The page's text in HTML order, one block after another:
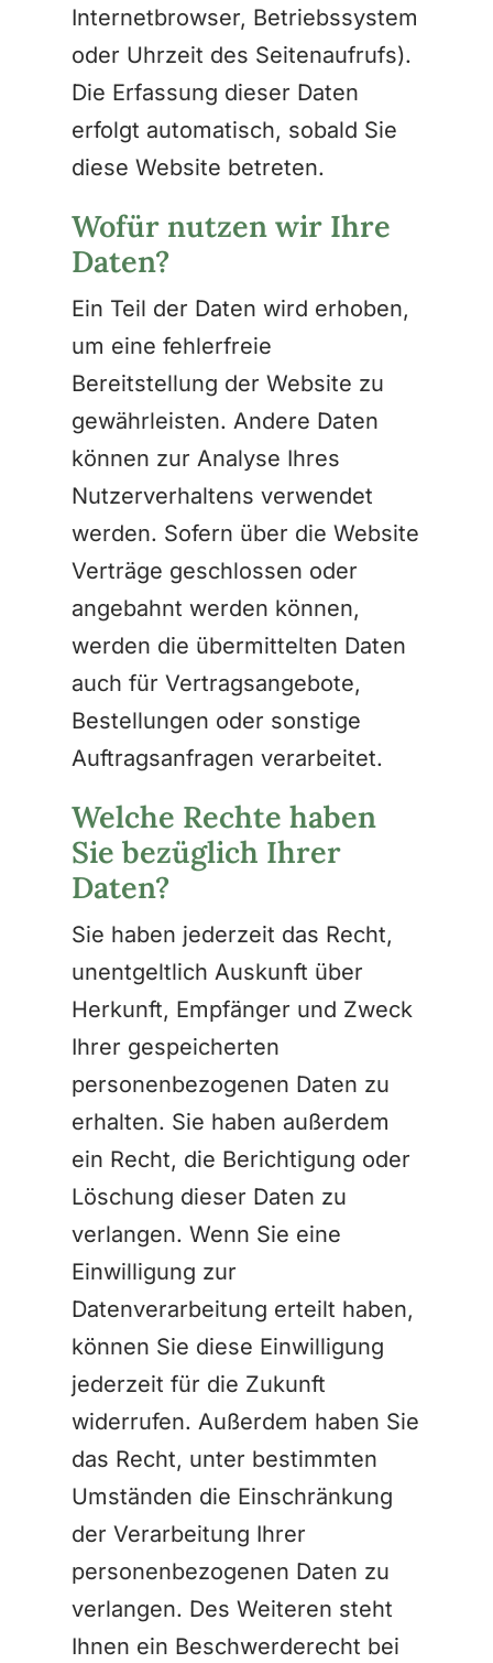
Internetbrowser, Betriebssystem
oder Uhrzeit des Seitenaufrufs).
Die Erfassung dieser Daten
erfolgt automatisch, sobald Sie
diese Website betreten.
Wofür nutzen wir Ihre
Daten?
Ein Teil der Daten wird erhoben,
um eine fehlerfreie
Bereitstellung der Website zu
gewährleisten. Andere Daten
können zur Analyse Ihres
Nutzerverhaltens verwendet
werden. Sofern über die Website
Verträge geschlossen oder
angebahnt werden können,
werden die übermittelten Daten
auch für Vertragsangebote,
Bestellungen oder sonstige
Auftragsanfragen verarbeitet.
Welche Rechte haben
Sie bezüglich Ihrer
Daten?
Sie haben jederzeit das Recht,
unentgeltlich Auskunft über
Herkunft, Empfänger und Zweck
Ihrer gespeicherten
personenbezogenen Daten zu
erhalten. Sie haben außerdem
ein Recht, die Berichtigung oder
Löschung dieser Daten zu
verlangen. Wenn Sie eine
Einwilligung zur
Datenverarbeitung erteilt haben,
können Sie diese Einwilligung
jederzeit für die Zukunft
widerrufen. Außerdem haben Sie
das Recht, unter bestimmten
Umständen die Einschränkung
der Verarbeitung Ihrer
personenbezogenen Daten zu
verlangen. Des Weiteren steht
Ihnen ein Beschwerderecht bei